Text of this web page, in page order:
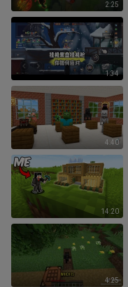
2:25
1:34
4:40
14:20
4:25